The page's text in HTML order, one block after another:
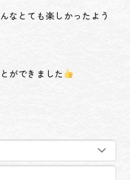
なとても楽しかったよう
ができました